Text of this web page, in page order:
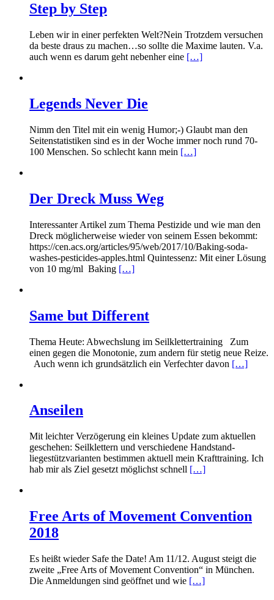
Step by Step
Leben wir in einer perfekten Welt?Nein Trotzdem versuchen
da beste draus zu machen…so sollte die Maxime lauten. V.a.
auch wenn es darum geht nebenher eine […]
Legends Never Die
Nimm den Titel mit ein wenig Humor;-) Glaubt man den
Seitenstatistiken sind es in der Woche immer noch rund 70-
100 Menschen. So schlecht kann mein […]
Der Dreck Muss Weg
Interessanter Artikel zum Thema Pestizide und wie man den
Dreck möglicherweise wieder von seinem Essen bekommt:
https://cen.acs.org/articles/95/web/2017/10/Baking-soda-
washes-pesticides-apples.html Quintessenz: Mit einer Lösung
von 10 mg/ml Baking […]
Same but Different
Thema Heute: Abwechslung im Seilklettertraining Zum
einen gegen die Monotonie, zum andern für stetig neue Reize.
Auch wenn ich grundsätzlich ein Verfechter davon […]
Anseilen
Mit leichter Verzögerung ein kleines Update zum aktuellen
geschehen: Seilklettern und verschiedene Handstand-
liegestützvarianten bestimmen aktuell mein Krafttraining. Ich
hab mir als Ziel gesetzt möglichst schnell […]
Free Arts of Movement Convention
2018
Es heißt wieder Safe the Date! Am 11/12. August steigt die
zweite „Free Arts of Movement Convention“ in München.
Die Anmeldungen sind geöffnet und wie […]